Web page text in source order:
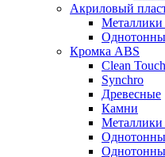
Акриловый
Кромка ABS
Clean Touch
Synchro
Древесные
Камни
Металлики